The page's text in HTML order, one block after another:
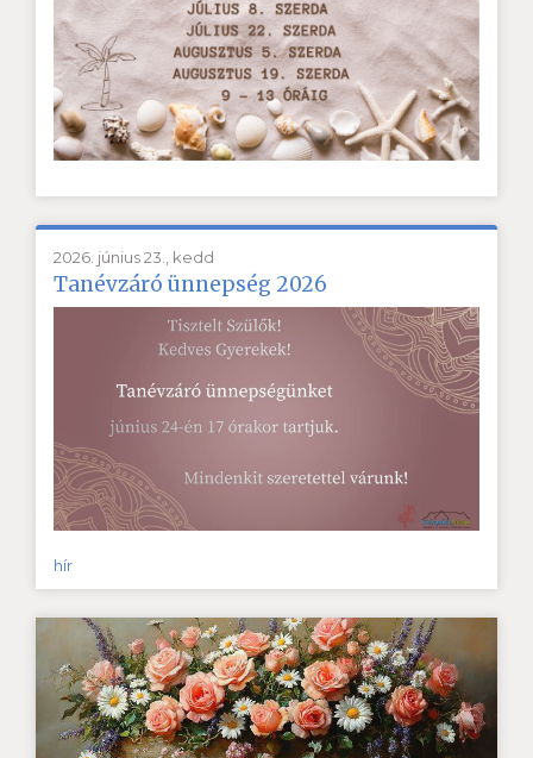
2026. június 23., kedd
Tanévzáró ünnepség 2026
hír